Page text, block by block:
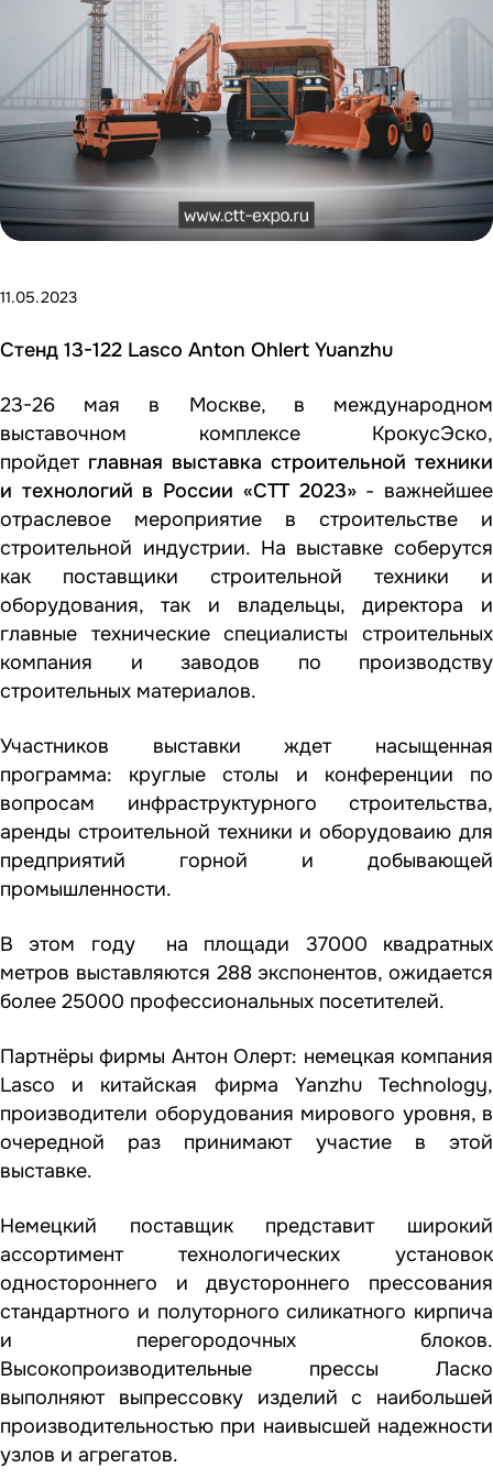
11.05.2023
Стенд 13-122 Lasco Anton Ohlert Yuanzhu
23-26 мая в Москве, в международном
выставочном комплексе КрокусЭско,
пройдет главная выставка строительной техники
и технологий в России «СТТ 2023»- важнейшее
отраслевое мероприятие в строительстве и
строительной индустрии. На выставке соберутся
как поставщики строительной техники и
оборудования, так и владельцы, директора и
главные технические специалисты строительных
компания и заводов по производству
строительных материалов.
Участников выставки ждет насыщенная
программа: круглые столы и конференции по
вопросам инфраструктурного строительства,
аренды строительной техники и оборудоваию для
предприятий горной и добывающей
промышленности.
В этом году на площади 37000 квадратных
метров выставляются 288 экспонентов, ожидается
более 25000 профессиональных посетителей.
Партнёры фирмы Антон Олерт: немецкая компания
Lasco и китайская фирма Yanzhu Technology,
производители оборудования мирового уровня, в
очередной раз принимают участие в этой
выставке.
Немецкий поставщик представит широкий
ассортимент технологических установок
одностороннего и двустороннего прессования
стандартного и полуторного силикатного кирпича
и перегородочных блоков.
Высокопроизводительные прессы Ласко
выполняют выпрессовку изделий с наибольшей
производительностью при наивысшей надежности
узлов и агрегатов.